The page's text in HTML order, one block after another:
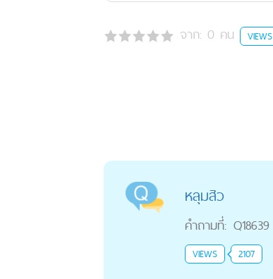
จาก: 0 คน VIEWS
หลุมสิว
คำถามที่: Q18639
VIEWS 2107